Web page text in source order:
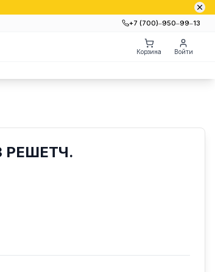
+7 (700)‒950‒99‒13
Корзина Войти
РЕШЕТЧ.